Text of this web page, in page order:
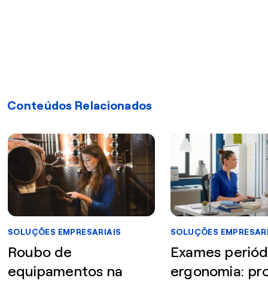
Conteúdos Relacionados
SOLUÇÕES EMPRESARIAIS
Roubo de
equipamentos na
SOLUÇÕES
Exames
ergonomia: